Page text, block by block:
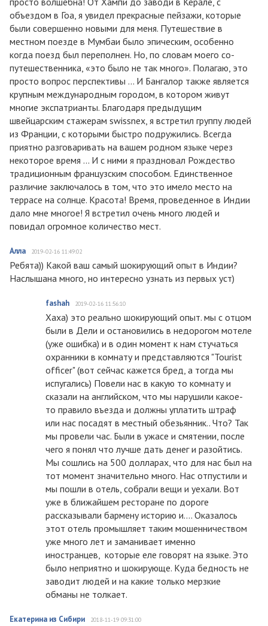
объездом в Гоа, я увидел прекрасные пейзажи, которые
были совершенно новыми для меня. Путешествие в
местном поезде в Мумбаи было эпическим, особенно
когда поезд был переполнен. Но, по словам моего со-
путешественника, «это было не так много». Полагаю, это
просто вопрос перспективы ... И Бангалор также является
крупным международным городом, в котором живут
многие экспатрианты. Благодаря предыдущим
швейцарским стажерам swissnex, я встретил группу людей
из Франции, с которыми быстро подружились. Всегда
приятно разговаривать на вашем родном языке через
некоторое время ... И с ними я праздновал Рождество
традиционным французским способом. Единственное
различие заключалось в том, что это имело место на
террасе на солнце. Красота! Время, проведенное в Индии
дало мне многое! Я встретил очень много людей и
повидал огромное количество мест.
Алла 2019-02-16 11:49:02
Ребята)) Какой ваш самый шокирующий опыт в Индии?
Наслышана много, но интересно узнать из первых уст)
fashah 2019-02-16 11:56:10
Хаха) это реально шокирующий опыт. мы с отцом
были в Дели и остановились в недорогом мотеле
(уже ошибка) и в один момент к нам стучаться
охранники в комнату и представляются "Tourist
officer" (вот сейчас кажется бред, а тогда мы
испугались) Повели нас в какую то комнату и
сказали на английском, что мы нарушили какое-
то правило въезда и должны уплатить штраф
или нас посадят в местный обезьянник.. Что? Так
мы провели час. Были в ужасе и смятении, после
чего я понял что лучше дать денег и разойтись.
Мы сошлись на 500 долларах, что для нас был на
тот момент значительно много. Нас отпустили и
мы пошли в отель, собрали вещи и уехали. Вот
уже в ближайшем ресторане по дороге
рассказывали бармену историю и.... Оказалось
этот отель промышляет таким мошенничеством
уже много лет и заманивает именно
иностранцев, которые еле говорят на языке. Это
было неприятно и шокирующе. Куда бедность не
заводит людей и на какие только мерзкие
обманы не толкает.
Екатерина из Сибири 2018-11-19 09:31:00